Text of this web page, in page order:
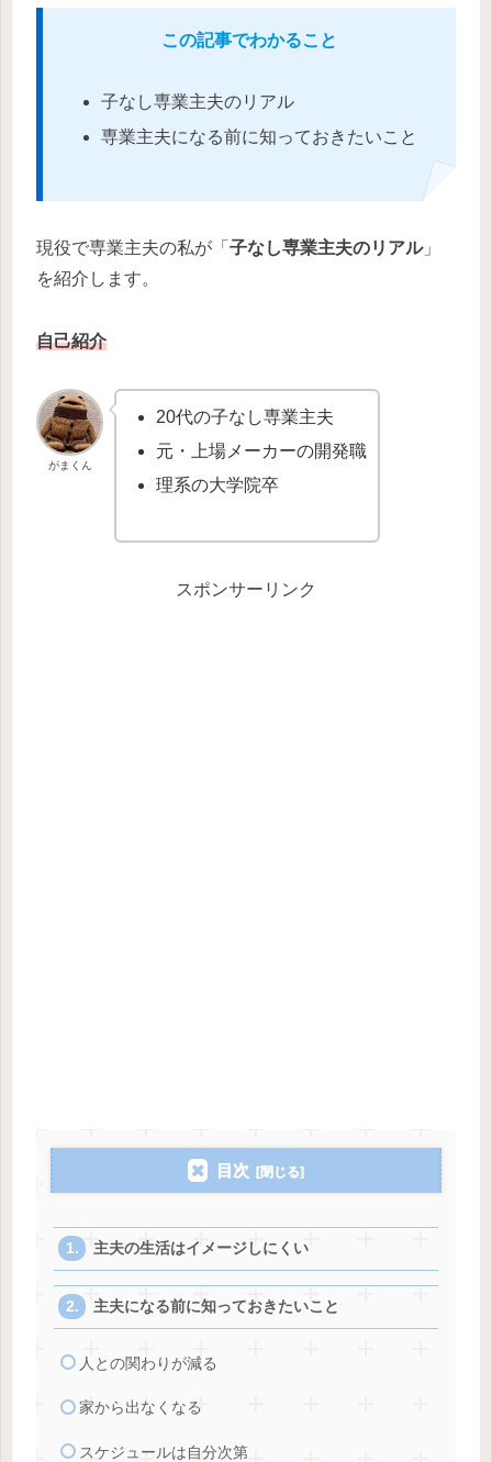
この記事でわかること
子なし専業主夫のリアル
専業主夫になる前に知っておきたいこと
現役で専業主夫の私が「 子なし専業主夫のリアル」
を紹介します。
自己紹介
がまくん
20代の子なし専業主夫
元・上場メーカーの開発職
理系の大学院卒
スポンサーリンク
目次
主夫の生活はイメージしにくい
主夫になる前に知っておきたいこと
人との関わりが減る
家から出なくなる
スケジュールは自分次第